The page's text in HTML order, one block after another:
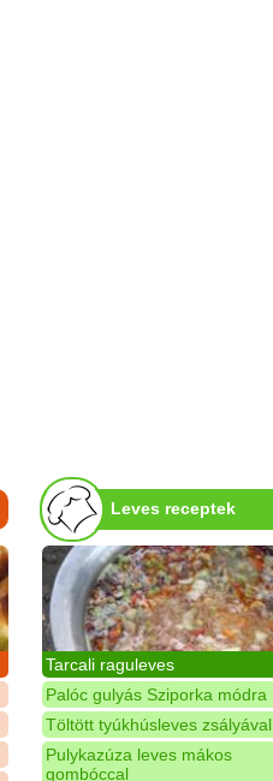
Leves receptek
Tarcali raguleves
Palóc gulyás Sziporka módra
Töltött tyúkhúsleves zsályával
Pulykazúza leves mákos
gombóccal